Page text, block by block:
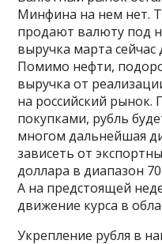
Минфина на нем нет.
продают валюту под
выручка марта сейчас
Помимо нефти,
выручка от
на российский рынок.
покупками, рубль
многом дальнейшая
зависеть от
доллара в диапазон
А на предстоящей
движение курса в
Укрепление рубля в